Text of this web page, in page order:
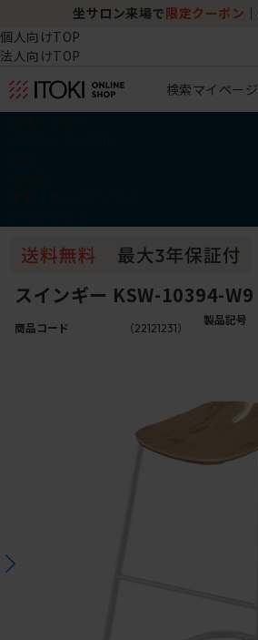
坐サロン来場で 限定クーポン
個人向けTOP
法人向けTOP
検索マイページ
スインギー KSW-10394-W9
商品コード （22121231）
製品記号